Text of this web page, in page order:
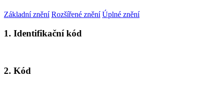
Základní znění Rozšířené znění Úplné znění
1. Identifikační kód
2. Kód